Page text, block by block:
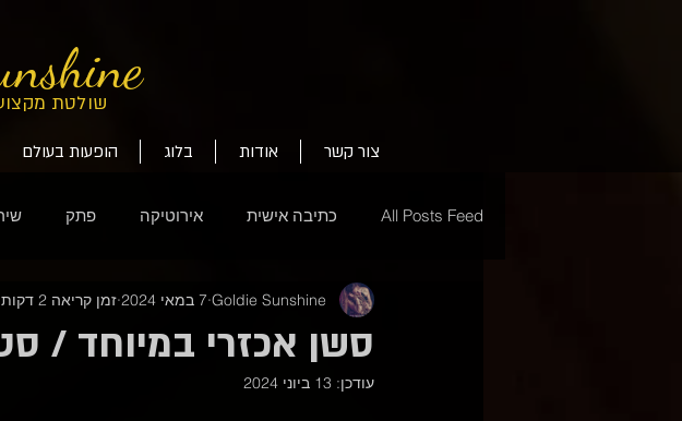
שולטת
הופעות בעולם בלוג אודות צור קשר
All Posts Feed כתיבה אישית אירוטיקה פתק
סשן אכזרי במיוחד /
Goldie Sunshine 7 במאי 2024 זמן קריאה 2 דקות
עודכן: 13 ביוני 2024